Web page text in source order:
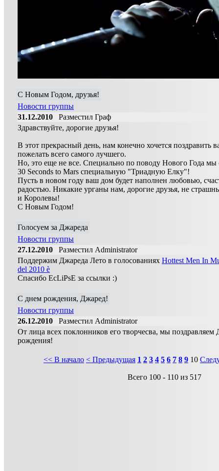
C Новым Годом, друзья!
Новости группы
31.12.2010 Разместил Граф
Здравствуйте, дорогие друзья!
В этот прекрасный день, нам конечно хочется поздравить
пожелать всего самого лучшего.
Но, это еще не все. Специально по поводу Нового Года мы
30 Seconds to Mars специальную "Триадную Елку"!
Пусть в новом году ваш дом будет наполнен любовью,
радостью. Никакие урганы нам, дорогие друзья, не
и Королевы!
C Новым Годом!
Голосуем за Джареда
Новости группы
27.12.2010 Разместил Administrator
Поддержим Джареда Лето в голосованиях Hottest Men In
del 2010 è
Спасибо EcLiPsE за ссылки :)
С днем рождения, Джаред!
Новости группы
26.12.2010 Разместил Administrator
От лица всех поклонников его творчесва, мы поздравляем
рождения!
<< В начало < Предыдущая 1 2 3 4 5 6 7 8 9 10
Всего 100 - 110 из 517